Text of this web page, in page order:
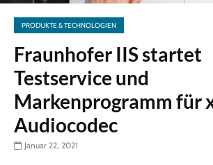
PRODUKTE & TECHNOLOGIEN
Fraunhofer IIS startet
Testservice und
Markenprogramm für
Audiocodec
Januar 22, 2021